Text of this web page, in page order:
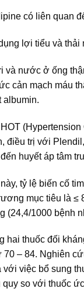
có liên quan
lợi tiểu và
và nước ở ống
cản mạch máu
albumin.
điều trị với
huyết áp tâm
tỷ lệ biến cố
mục tiêu là ≤
(24,4/1000 bệnh
hai thuốc đối
70 – 84. Nghiên
việc bổ sung
so với thuốc